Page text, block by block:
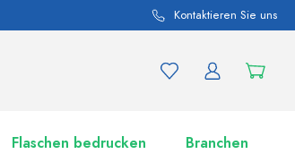
Kontaktieren Sie uns
Flaschen bedrucken Branchen